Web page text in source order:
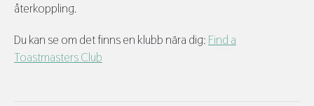
återkoppling.
Du kan se om det finns en klubb nära dig:Find a
Toastmasters Club